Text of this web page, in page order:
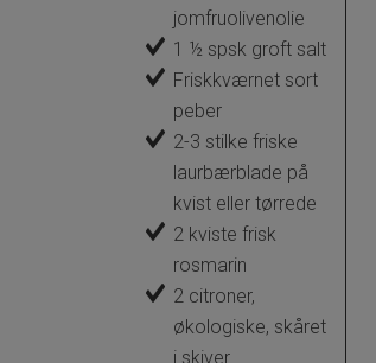
jomfruolivenolie
1 ½ spsk groft salt
Friskkværnet sort
peber
2-3 stilke friske
laurbærblade på
kvist eller tørrede
2 kviste frisk
rosmarin
2 citroner,
økologiske, skåret
i skiver